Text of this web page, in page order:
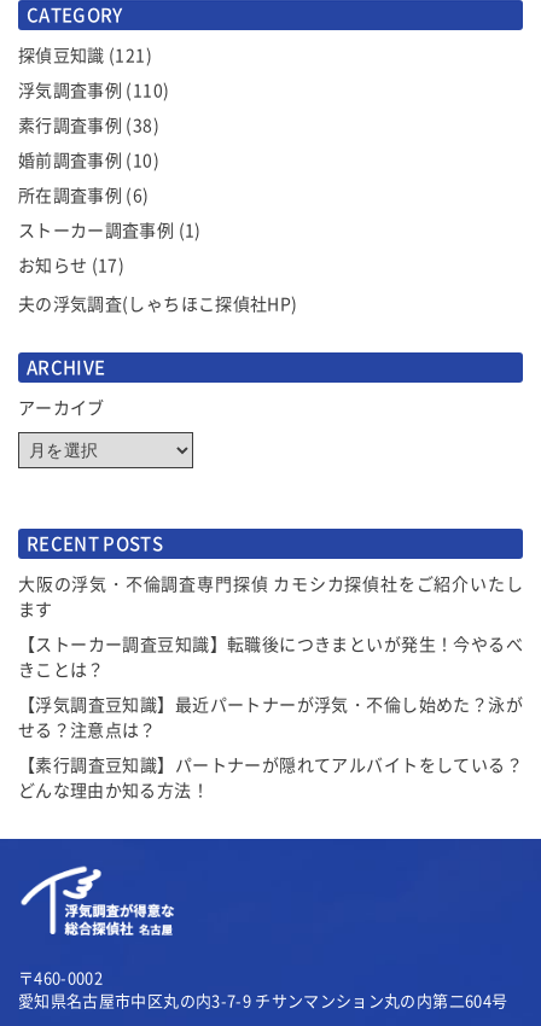
ー
シ
ョ
ン
CATEGORY
探偵豆知識 (121)
浮気調査事例 (110)
素行調査事例 (38)
婚前調査事例 (10)
所在調査事例 (6)
ストーカー調査事例 (1)
お知らせ (17)
夫の浮気調査(しゃちほこ探偵社HP)
ARCHIVE
アーカイブ
RECENT POSTS
大阪の浮気・不倫調査専門探偵 カモシカ探偵社をご紹介いたし
ます
【ストーカー調査豆知識】転職後につきまといが発生！今やるべ
きことは？
【浮気調査豆知識】最近パートナーが浮気・不倫し始めた？泳が
せる？注意点は？
【素行調査豆知識】パートナーが隠れてアルバイトをしている？
どんな理由か知る方法！
〒460-0002
愛知県名古屋市中区丸の内3-7-9 チサンマンション丸の内第二604号